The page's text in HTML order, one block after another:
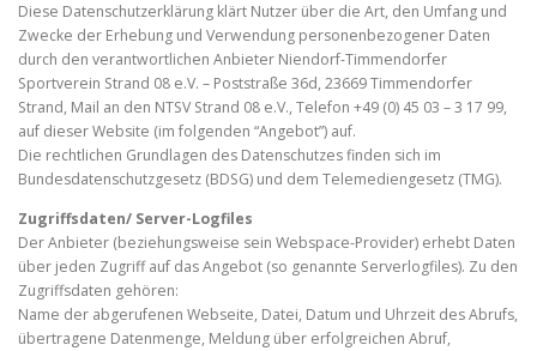
NTSV STRAND 08
Diese Datenschutzerklärung klärt Nutzer über die Art, den Umfang und
Zwecke der Erhebung und Verwendung personenbezogener Daten
durch den verantwortlichen Anbieter Niendorf-Timmendorfer
Sportverein Strand 08 e.V. – Poststraße 36d, 23669 Timmendorfer
Strand, Mail an den NTSV Strand 08 e.V., Telefon +49 (0) 45 03 – 3 17 99,
auf dieser Website (im folgenden “Angebot”) auf.
Die rechtlichen Grundlagen des Datenschutzes finden sich im
Bundesdatenschutzgesetz (BDSG) und dem Telemediengesetz (TMG).
Zugriffsdaten/ Server-Logfiles
Der Anbieter (beziehungsweise sein Webspace-Provider) erhebt Daten
über jeden Zugriff auf das Angebot (so genannte Serverlogfiles). Zu den
Zugriffsdaten gehören:
Name der abgerufenen Webseite, Datei, Datum und Uhrzeit des Abrufs,
übertragene Datenmenge, Meldung über erfolgreichen Abruf,